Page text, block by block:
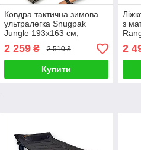
Ковдра тактична зимова
ультралегка Snugpak
Jungle 193x163 см,
оливковий
2 259₴ 2 510 ₴
Купити
з
2